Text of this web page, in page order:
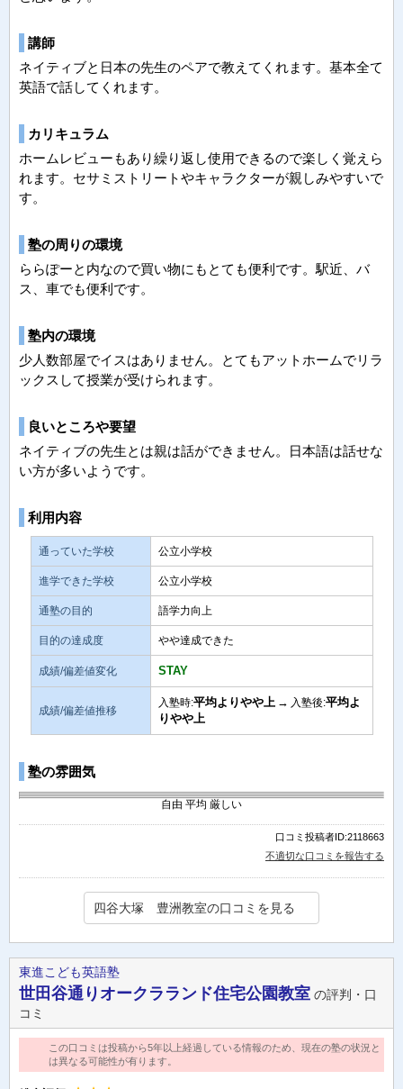
講師
ネイティブと日本の先生のペアで教えてくれます。基本全て
英語で話してくれます。
カリキュラム
ホームレビューもあり繰り返し使用できるので楽しく覚えら
れます。セサミストリートやキャラクターが親しみやすいで
す。
塾の周りの環境
ららぽーと内なので買い物にもとても便利です。駅近、バ
ス、車でも便利です。
塾内の環境
少人数部屋でイスはありません。とてもアットホームでリラ
ックスして授業が受けられます。
良いところや要望
ネイティブの先生とは親は話ができません。日本語は話せな
い方が多いようです。
利用内容
通っていた学校 公立小学校
進学できた学校 公立小学校
通塾の目的 語学力向上
目的の達成度 やや達成できた
成績/偏差値変化 STAY
成績/偏差値推移
入塾時:平均よりやや上 → 入塾後:平均よ
りやや上
塾の雰囲気
自由 平均 厳しい
口コミ投稿者ID:2118663
不適切な口コミを報告する
四谷大塚 豊洲教室の口コミを見る
東進こども英語塾
世田谷通りオークラランド住宅公園教室 の評判・口
コミ
この口コミは投稿から5年以上経過している情報のため、現在の塾の状況と
は異なる可能性が有ります。